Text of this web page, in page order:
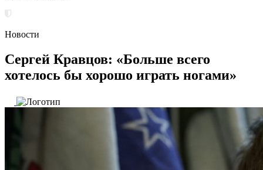
Новости
Сергей Кравцов: «Больше всего
хотелось бы хорошо играть ногами»